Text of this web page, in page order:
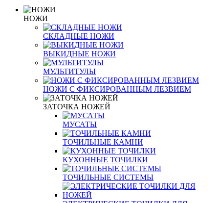
НОЖИ
СКЛАДНЫЕ НОЖИ
ВЫКИДНЫЕ НОЖИ
МУЛЬТИТУЛЫ
НОЖИ С ФИКСИРОВАННЫМ ЛЕЗВИЕМ
ЗАТОЧКА НОЖЕЙ
МУСАТЫ
ТОЧИЛЬНЫЕ КАМНИ
КУХОННЫЕ ТОЧИЛКИ
ТОЧИЛЬНЫЕ СИСТЕМЫ